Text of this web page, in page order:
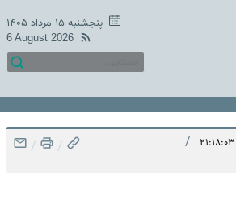
پنجشنبه ۱۵ مرداد ۱۴۰۵
6 August 2026
/
/
/